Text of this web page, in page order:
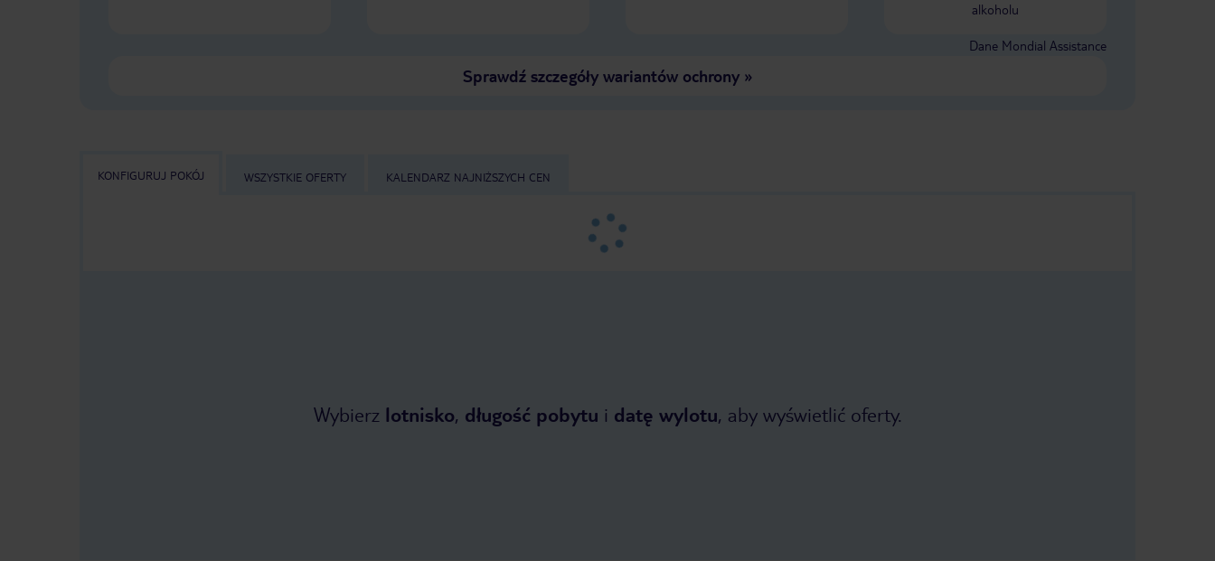
alkoholu
Dane Mondial Assistance
Sprawdź szczegóły wariantów ochrony»
KONFIGURUJ POKÓJ WSZYSTKIE OFERTY KALENDARZ NAJNIŻSZYCH CEN
Wybierz lotnisko, długość pobytu i datę wylotu, aby wyświetlić oferty.